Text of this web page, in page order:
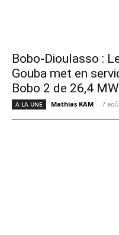
Bobo-Dioulasso :
Gouba met en
Bobo 2 de 26,4 MW
A LA UNE Mathias KAM - 7